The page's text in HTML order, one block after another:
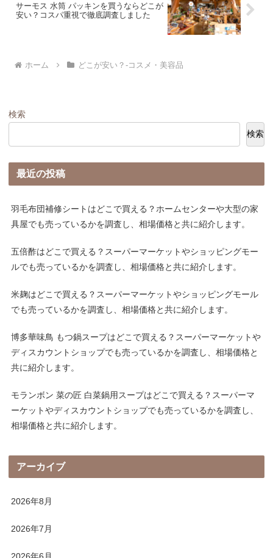
サーモス 水筒 パッキンを買うならどこが
安い？コスパ重視で徹底調査しました
ホーム どこが安い？-コスメ・美容品
検索
検索
最近の投稿
羽毛布団補修シートはどこで買える？ホームセンターや大型の家
具屋でも売っているかを調査し、相場価格と共に紹介します。
五倍酢はどこで買える？スーパーマーケットやショッピングモー
ルでも売っているかを調査し、相場価格と共に紹介します。
米麹はどこで買える？スーパーマーケットやショッピングモール
でも売っているかを調査し、相場価格と共に紹介します。
博多華味鳥 もつ鍋スープはどこで買える？スーパーマーケットや
ディスカウントショップでも売っているかを調査し、相場価格と
共に紹介します。
モランボン 菜の匠 白菜鍋用スープはどこで買える？スーパーマ
ーケットやディスカウントショップでも売っているかを調査し、
相場価格と共に紹介します。
アーカイブ
2026年8月
2026年7月